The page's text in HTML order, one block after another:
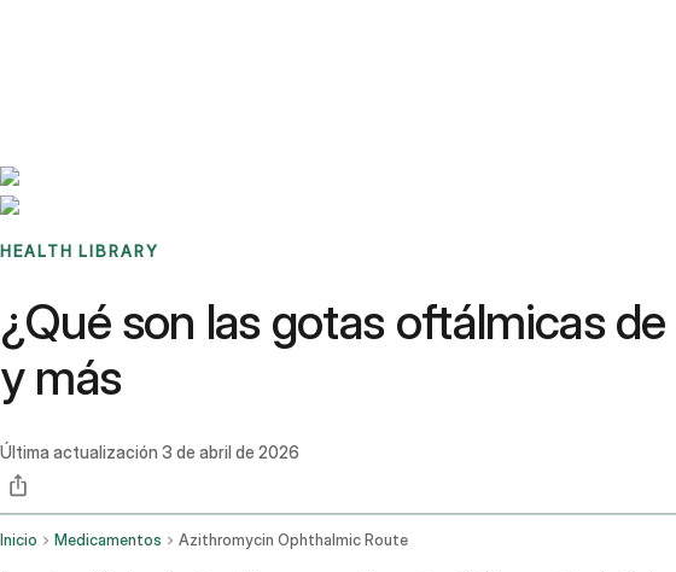
HEALTH LIBRARY
¿Qué son las gotas oftálmicas
y más
Última actualización 3 de abril de 2026
Inicio Medicamentos Azithromycin Ophthalmic Route